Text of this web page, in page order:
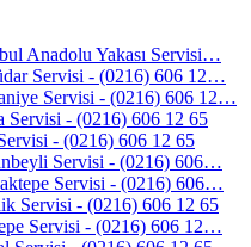
Anadolu Yakası Servisi…
Servisi - (0216) 606 12…
Servisi - (0216) 606 12…
Servisi - (0216) 606 12 65
- (0216) 606 12 65
Servisi - (0216) 606…
Servisi - (0216) 606…
Servisi - (0216) 606 12 65
Servisi - (0216) 606 12…